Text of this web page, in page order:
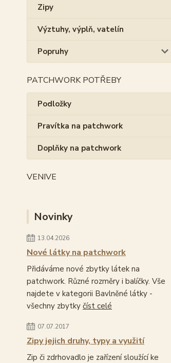
Zipy
Výztuhy, výplň, vatelín
Popruhy
PATCHWORK POTŘEBY
Podložky
Pravítka na patchwork
Doplňky na patchwork
VENIVE
Novinky
13.04.2026
Nové látky na patchwork
Přidáváme nové zbytky látek na
patchwork. Různé rozměry i balíčky. Vše
najdete v kategorii Bavlněné látky -
všechny zbytky číst celé
07.07.2017
Zipy jejich druhy, typy a využití
Zip či zdrhovadlo je zařízení sloužící ke